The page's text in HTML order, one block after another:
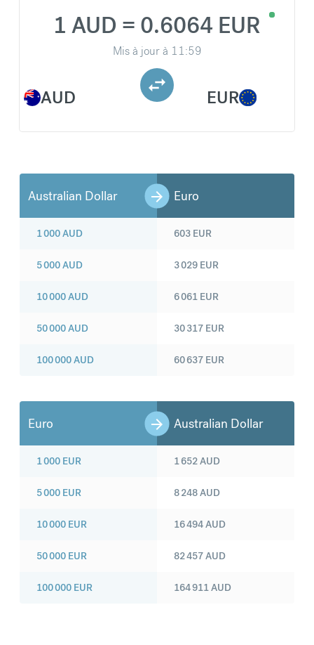
AUD
1 AUD = 0.6064 EUR
Mis à jour à 11:59
EUR
Australian Dollar Euro
1 000AUD
5 000AUD
10 000AUD
50 000AUD
100 000AUD
603 EUR
3 029 EUR
6 061 EUR
30 317 EUR
60 637 EUR
Euro Australian Dollar
1 000 EUR
5 000 EUR
10 000 EUR
50 000 EUR
100 000 EUR
1 652AUD
8 248AUD
16 494AUD
82 457AUD
164 911AUD